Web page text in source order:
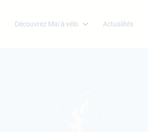
Découvrez Mai à vélo Actualités